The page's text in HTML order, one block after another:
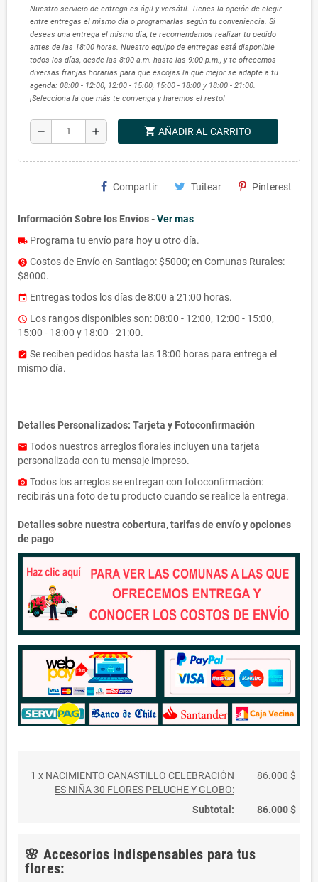
Nuestro servicio de entrega es ágil y versátil. Tienes la opción de elegir
entre entregas el mismo día o programarlas según tu conveniencia. Si
deseas una entrega el mismo día, te recomendamos realizar tu pedido
antes de las 18:00 horas. Nuestro equipo de entregas está disponible
todos los días, desde las 8:00 a.m. hasta las 9:00 p.m., y te ofrecemos
diversas franjas horarias para que escojas la que mejor se adapte a tu
agenda: 08:00 - 12:00, 12:00 - 15:00, 15:00 - 18:00 y 18:00 - 21:00.
¡Selecciona la que más te convenga y haremos el resto!
remove add shopping_cart AÑADIR AL CARRITO
Compartir Tuitear Pinterest
Información Sobre los Envíos -Ver mas
local_shipping Programa tu envío para hoy u otro día.
monetization_on Costos de Envío en Santiago: $5000; en Comunas Rurales:
$8000.
event Entregas todos los días de 8:00 a 21:00 horas.
access_time Los rangos disponibles son: 08:00 - 12:00, 12:00 - 15:00,
15:00 - 18:00 y 18:00 - 21:00.
assignment_turned_in Se reciben pedidos hasta las 18:00 horas para entrega el
mismo día.
Detalles Personalizados: Tarjeta y Fotoconfirmación
email Todos nuestros arreglos florales incluyen una tarjeta
personalizada con tu mensaje impreso.
photo_camera Todos los arreglos se entregan con fotoconfirmación:
recibirás una foto de tu producto cuando se realice la entrega.
Detalles sobre nuestra cobertura, tarifas de envío y opciones
de pago
1 x NACIMIENTO CANASTILLO CELEBRACIÓN
ES NIÑA 30 FLORES PELUCHE Y GLOBO:
86.000 $
Subtotal: 86.000 $
🌸 Accesorios indispensables para tus
flores: